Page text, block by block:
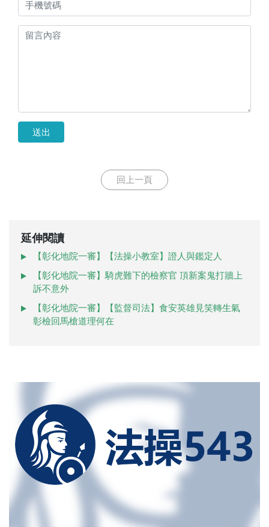
送出
回上一頁
延伸閱讀
【彰化地院一審】【法操小教室】證人與鑑定人
【彰化地院一審】騎虎難下的檢察官 頂新案鬼打牆上
訴不意外
【彰化地院一審】【監督司法】食安英雄見笑轉生氣
彰檢回馬槍道理何在